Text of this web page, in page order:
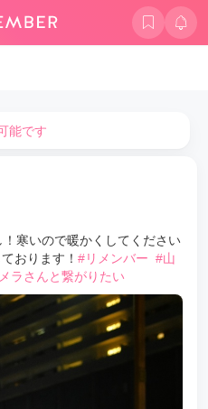
能です
寒いので暖かくしてください
おります！ #リメンバー #山
ラさんと繋がりたい